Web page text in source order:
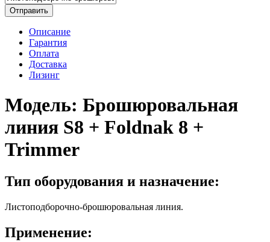
Отправить
Описание
Гарантия
Оплата
Доставка
Лизинг
Модель: Брошюровальная
линия S8 + Foldnak 8 +
Trimmer
Тип оборудования и назначение:
Листоподборочно-брошюровальная линия.
Применение: